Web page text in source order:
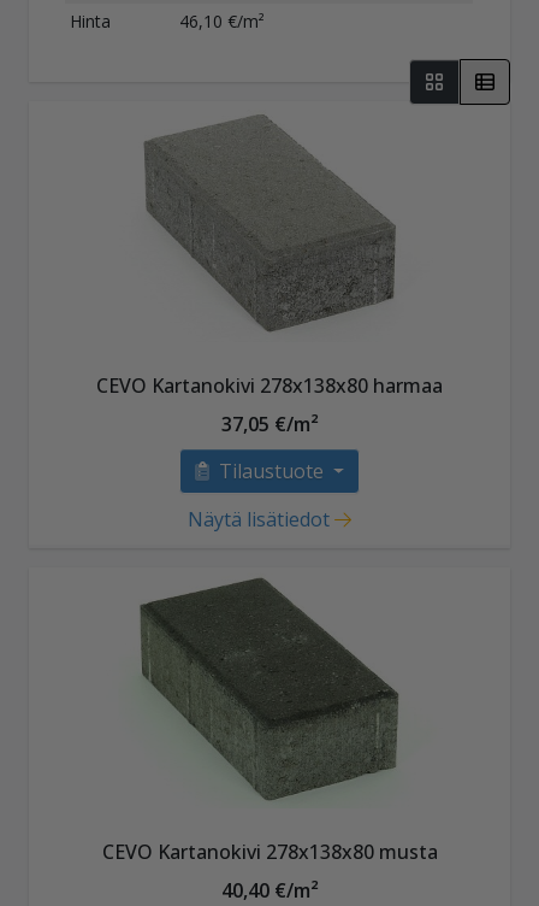
Hinta
46,10 €/m²
CEVO Kartanokivi 278x138x80 harmaa
37,05 €/m²
Tilaustuote
Näytä lisätiedot
CEVO Kartanokivi 278x138x80 musta
40,40 €/m²